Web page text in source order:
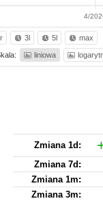
4/
3l 5l max
liniowa
Zmiana 1d:
Zmiana 7d:
Zmiana 1m:
Zmiana 3m: